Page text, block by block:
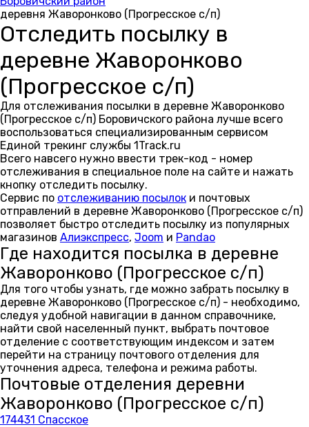
деревня Жаворонково (Прогресское с/п)
Отследить посылку в
деревне Жаворонково
(Прогресское с/п)
Для отслеживания посылки в деревне Жаворонково
(Прогресское с/п) Боровичского района лучше всего
воспользоваться специализированным сервисом
Единой трекинг службы 1Track.ru
Всего навсего нужно ввести трек-код - номер
отслеживания в специальное поле на сайте и нажать
кнопку отследить посылку.
Сервис по отслеживанию посылок и почтовых
отправлений в деревне Жаворонково (Прогресское с/п)
позволяет быстро отследить посылку из популярных
магазинов Алиэкспресс, Joom и Pandao
Где находится посылка в деревне
Жаворонково (Прогресское с/п)
Для того чтобы узнать, где можно забрать посылку в
деревне Жаворонково (Прогресское с/п) - необходимо,
следуя удобной навигации в данном справочнике,
найти свой населенный пункт, выбрать почтовое
отделение с соответствующим индексом и затем
перейти на страницу почтового отделения для
уточнения адреса, телефона и режима работы.
Почтовые отделения деревни
Жаворонково (Прогресское с/п)
174431 Спасское